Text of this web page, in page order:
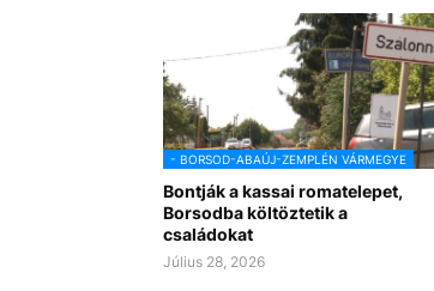
- BORSOD-ABAÚJ-ZEMPLÉN VÁRMEGYE
Bontják a kassai romatelepet,
Borsodba költöztetik a
családokat
Július 28, 2026